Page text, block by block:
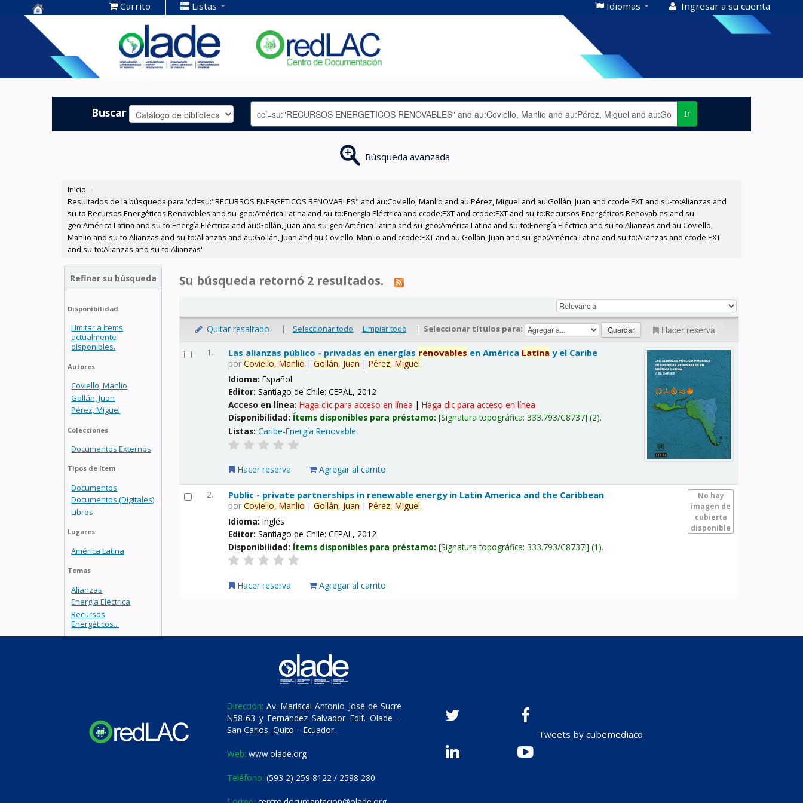
Centro de
Documentación
OLADE -
Carrito Listas Idiomas Ingresar a su cuenta
Buscar Ir
Búsqueda avanzada
Inicio ›
Resultados de la búsqueda para 'ccl=su:"RECURSOS ENERGETICOS RENOVABLES" and au:Coviello, Manlio and au:Pérez, Miguel and au:Gollán, Juan and ccode:EXT and su-to:Alianzas and
su-to:Recursos Energéticos Renovables and su-geo:América Latina and su-to:Energía Eléctrica and ccode:EXT and ccode:EXT and su-to:Recursos Energéticos Renovables and su-
geo:América Latina and su-to:Energía Eléctrica and au:Gollán, Juan and su-geo:América Latina and su-geo:América Latina and su-to:Energía Eléctrica and su-to:Alianzas and au:Coviello,
Manlio and su-to:Alianzas and su-to:Alianzas and au:Gollán, Juan and au:Coviello, Manlio and ccode:EXT and au:Gollán, Juan and su-geo:América Latina and su-to:Alianzas and ccode:EXT
and su-to:Alianzas and su-to:Alianzas'
Refinar su búsqueda
Disponibilidad
Limitar a ítems
actualmente
disponibles.
Autores
Coviello, Manlio
Gollán, Juan
Pérez, Miguel
Colecciones
Documentos Externos
Tipos de ítem
Documentos
Documentos (Digitales)
Libros
Lugares
América Latina
Temas
Alianzas
Energía Eléctrica
Recursos
Energéticos...
Su búsqueda retornó 2 resultados.
Quitar resaltado | Seleccionar todo Limpiar todo | Seleccionar títulos para: Hacer reserva
1. Las alianzas público - privadas en energías renovables en América Latina y el Caribe
porCoviello, Manlio |Gollán, Juan |Pérez, Miguel.
Idioma:Español
Editor:Santiago de Chile: CEPAL, 2012
Acceso en línea:Haga clic para acceso en línea |Haga clic para acceso en línea
Disponibilidad: Ítems disponibles para préstamo: Signatura topográfica:333.793/C8737 (2).
Listas: Caribe-Energía Renovable.
Hacer reserva Agregar al carrito
2.
No hay
imagen de
cubierta
disponible
Public - private partnerships in renewable energy in Latin America and the Caribbean
porCoviello, Manlio |Gollán, Juan |Pérez, Miguel.
Idioma:Inglés
Editor:Santiago de Chile: CEPAL, 2012
Disponibilidad: Ítems disponibles para préstamo: Signatura topográfica:333.793/C8737i (1).
Hacer reserva Agregar al carrito
Dirección: Av. Mariscal Antonio José de Sucre
N58-63 y Fernández Salvador Edif. Olade –
San Carlos, Quito – Ecuador.
Web: www.olade.org
Teléfono: (593 2) 259 8122 / 2598 280
Tweets by cubemediaco